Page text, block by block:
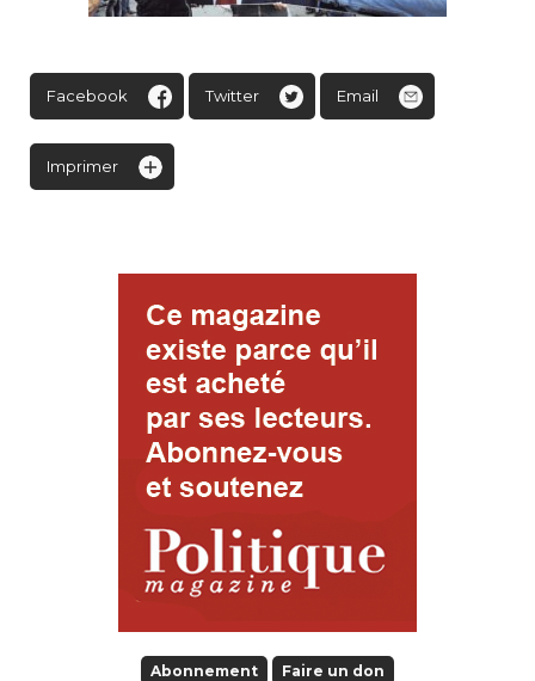
Facebook Twitter Email
Imprimer
Abonnement Faire un don